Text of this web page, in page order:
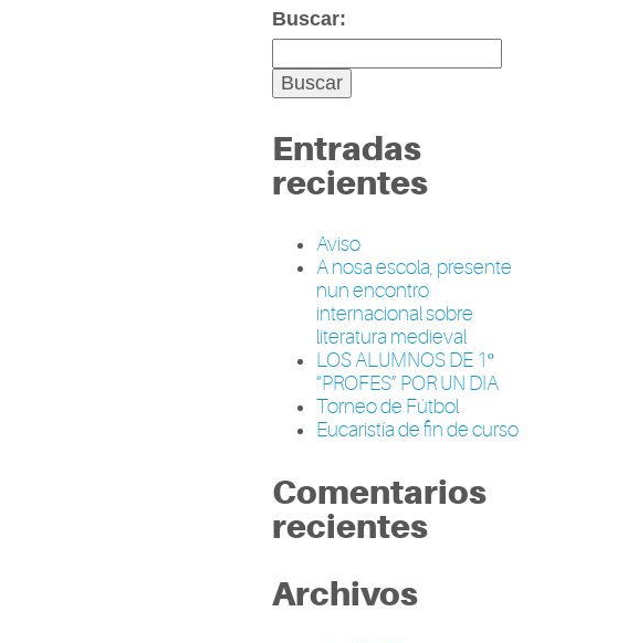
Buscar:
Entradas
recientes
Aviso
A nosa escola, presente
nun encontro
internacional sobre
literatura medieval
LOS ALUMNOS DE 1º
“PROFES” POR UN DIA
Torneo de Fútbol
Eucaristía de fin de curso
Comentarios
recientes
Archivos